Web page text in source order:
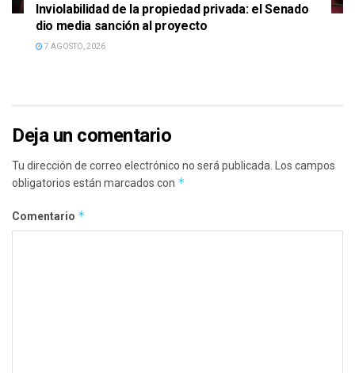
Inviolabilidad de la propiedad privada: el Senado
dio media sanción al proyecto
7 AGOSTO, 2026
Deja un comentario
Tu dirección de correo electrónico no será publicada. Los campos
obligatorios están marcados con *
Comentario *